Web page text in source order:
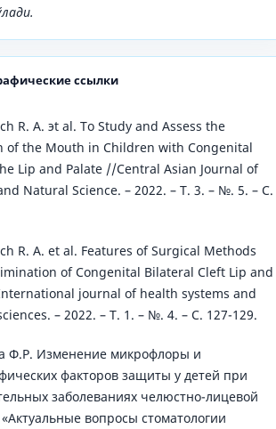
ссылки
R. A. эt al. To Study and Assess the
of the Mouth in Children with Congenital
Lip and Palate //Central Asian Journal of
Natural Science. – 2022. – Т. 3. – №. 5. – С.
R. A. et al. Features of Surgical Methods
of Congenital Bilateral Cleft Lip and
journal of health systems and
– 2022. – Т. 1. – №. 4. – С. 127-129.
Ф.Р. Изменение микрофлоры и
факторов защиты у детей при
заболеваниях челюстно-лицевой
вопросы стоматологии